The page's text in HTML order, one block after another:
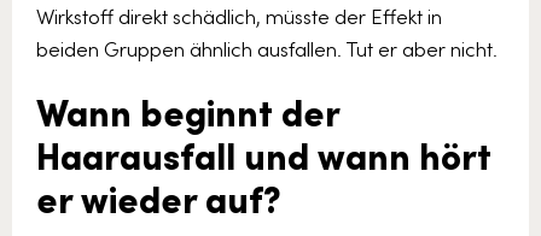
Wirkstoff direkt schädlich, müsste der Effekt in
beiden Gruppen ähnlich ausfallen. Tut er aber nicht.
Wann beginnt der
Haarausfall und wann hört
er wieder auf?